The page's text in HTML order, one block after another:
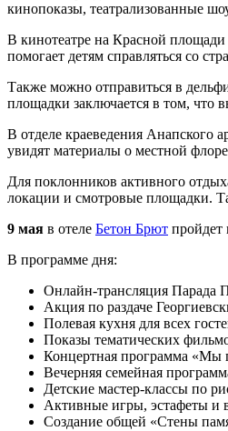
кинопоказы, театрализованные
В кинотеатре на Красной
помогает детям справляться со
Также можно отправиться в
площадки заключается в том, что
В отделе краеведения Анапского
увидят материалы о местной
Для поклонников активного
локации и смотровые площадки.
9 мая в отеле Бетон Брют пройдет
В программе дня:
Онлайн-трансляция Парада
Акция по раздаче
Полевая кухня для всех
Показы тематических
Концертная программа «Мы
Вечерняя семейная
Детские мастер-классы по
Активные игры, эстафеты и
Создание общей «Стены